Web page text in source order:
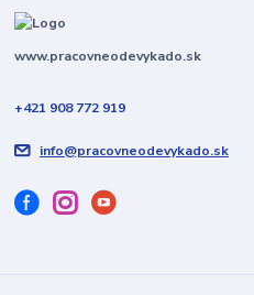
www.pracovneodevykado.sk
+421 908 772 919
info@pracovneodevykado.sk